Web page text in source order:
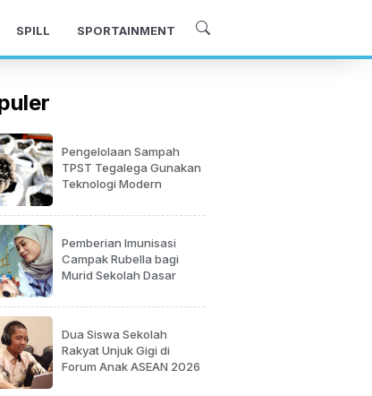
SPILL SPORTAINMENT
Pengelolaan Sampah
TPST Tegalega Gunakan
Teknologi Modern
Pemberian Imunisasi
Campak Rubella bagi
Murid Sekolah Dasar
Dua Siswa Sekolah
Rakyat Unjuk Gigi di
Forum Anak ASEAN 2026